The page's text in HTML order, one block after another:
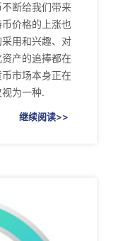
断给我们带来
价格的上涨也
用和兴趣、对
产的追捧都在
市场本身正在
为一种.
继续阅读>>